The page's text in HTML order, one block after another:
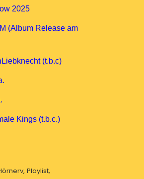
2025
(Album Release am
(t.b.c)
Kings (t.b.c.)
, Playlist,